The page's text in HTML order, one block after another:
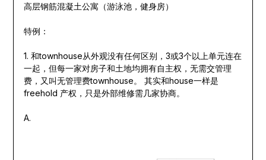
高层钢筋混凝土公寓（游泳池，健身房）
特例：
1. 和townhouse从外观没有任何区别，3或3个以上单元连在
一起，但每一家对房子和土地均拥有自主权，无需交管理
费，又叫无管理费townhouse。 其实和house一样是
freehold 产权，只是外部维修需几家协商。
A.